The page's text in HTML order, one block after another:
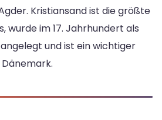
Kristiansand ist die größte
wurde im 17. Jahrhundert als
und ist ein wichtiger